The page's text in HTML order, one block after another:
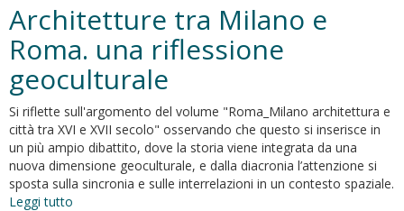
Architetture tra Milano e
Roma. una riflessione
geoculturale
Si riflette sull'argomento del volume "Roma_Milano architettura e
città tra XVI e XVII secolo" osservando che questo si inserisce in
un più ampio dibattito, dove la storia viene integrata da una
nuova dimensione geoculturale, e dalla diacronia l’attenzione si
sposta sulla sincronia e sulle interrelazioni in un contesto spaziale.
Leggi tutto